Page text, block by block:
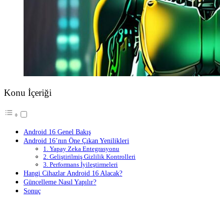
Konu İçeriği
Android 16 Genel Bakış
Android 16’nın Öne Çıkan Yenilikleri
1. Yapay Zeka Entegrasyonu
2. Geliştirilmiş Gizlilik Kontrolleri
3. Performans İyileştirmeleri
Hangi Cihazlar Android 16 Alacak?
Güncelleme Nasıl Yapılır?
Sonuç